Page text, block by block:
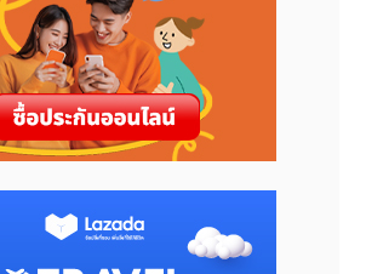
หน้า เขตฉางผิงพร้อมปักหมุดหมายใหม่
ชุมนี้เป็นตัวขับเคลื่อนแผนยุทธศาสตร์
หลัก ได้แก่ การสร้างกลไกการวิจัยระยะ
ศึกษาประวัติศาสตร์ราชวงศ์หมิงแห่ง
ระดับเวทีแลกเปลี่ยนทางวิชาการ, การ
นและการก่อสร้างโครงการธีมพาร์ค
หมิงเพื่อบูรณาการทรัพยากรทาง
สานหลวงฯ อย่างเป็นระบบ, การนำ
ยีมาใช้อนุรักษ์มรดกให้เข้มข้นยิ่งขึ้นด้วย